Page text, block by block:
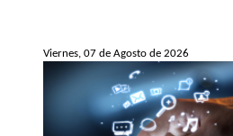
Viernes, 07 de Agosto de 2026